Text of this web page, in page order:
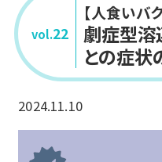
vol.22
【人食いバ
劇症型溶
との症状
2024.11.10